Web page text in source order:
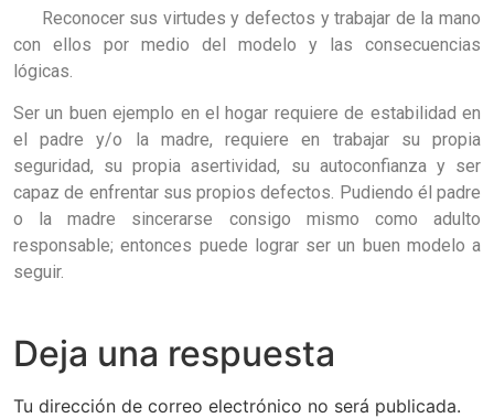
Reconocer sus virtudes y defectos y trabajar de la mano
con ellos por medio del modelo y las consecuencias
lógicas.
Ser un buen ejemplo en el hogar requiere de estabilidad en
el padre y/o la madre, requiere en trabajar su propia
seguridad, su propia asertividad, su autoconfianza y ser
capaz de enfrentar sus propios defectos. Pudiendo él padre
o la madre sincerarse consigo mismo como adulto
responsable; entonces puede lograr ser un buen modelo a
seguir.
Deja una respuesta
Tu dirección de correo electrónico no será publicada.